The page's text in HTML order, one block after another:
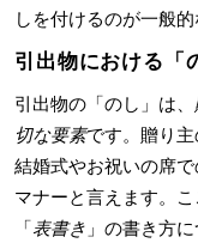
しを付けるのが一般
引出物における「
引出物の「のし」は、
切な要素です。贈り主
結婚式やお祝いの席
マナーと言えます。
「表書き 」の書き方